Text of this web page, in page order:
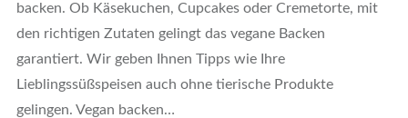
backen. Ob Käsekuchen, Cupcakes oder Cremetorte, mit
den richtigen Zutaten gelingt das vegane Backen
garantiert. Wir geben Ihnen Tipps wie Ihre
Lieblingssüßspeisen auch ohne tierische Produkte
gelingen. Vegan backen…